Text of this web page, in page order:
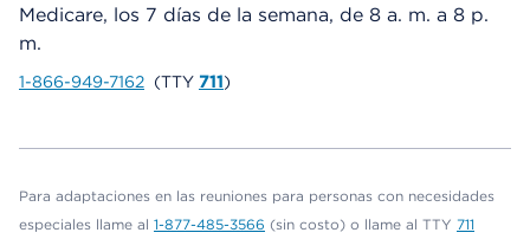
Medicare, los 7 días de la semana, de 8 a. m. a 8 p.
m.
1-866-949-7162 (TTY 711)
Para adaptaciones en las reuniones para personas con necesidades
especiales llame al 1-877-485-3566 (sin costo) o llame al TTY 711